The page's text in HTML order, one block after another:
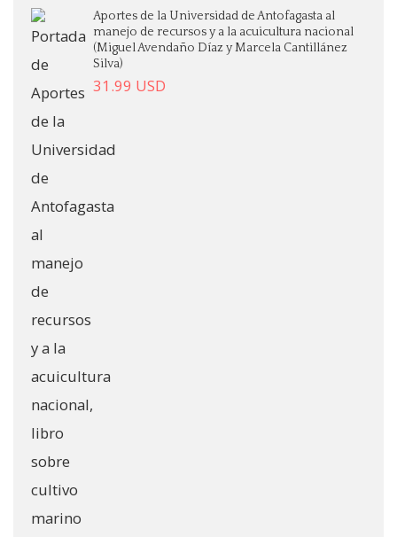
Aportes de la Universidad de Antofagasta al
manejo de recursos y a la acuicultura nacional
(Miguel Avendaño Díaz y Marcela Cantillánez
Silva)
31.99 USD